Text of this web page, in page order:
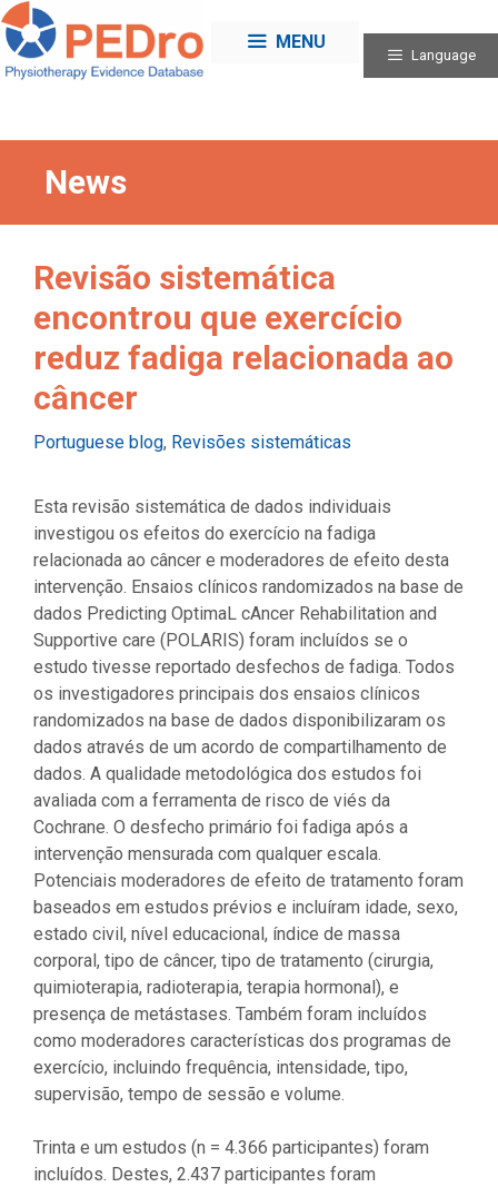
Skip
to
content
MENU
Language
News
Revisão sistemática
encontrou que exercício
reduz fadiga relacionada ao
câncer
Categories
Portuguese blog, Revisões sistemáticas
Esta revisão sistemática de dados individuais
investigou os efeitos do exercício na fadiga
relacionada ao câncer e moderadores de efeito desta
intervenção. Ensaios clínicos randomizados na base de
dados Predicting OptimaL cAncer Rehabilitation and
Supportive care (POLARIS) foram incluídos se o
estudo tivesse reportado desfechos de fadiga. Todos
os investigadores principais dos ensaios clínicos
randomizados na base de dados disponibilizaram os
dados através de um acordo de compartilhamento de
dados. A qualidade metodológica dos estudos foi
avaliada com a ferramenta de risco de viés da
Cochrane. O desfecho primário foi fadiga após a
intervenção mensurada com qualquer escala.
Potenciais moderadores de efeito de tratamento foram
baseados em estudos prévios e incluíram idade, sexo,
estado civil, nível educacional, índice de massa
corporal, tipo de câncer, tipo de tratamento (cirurgia,
quimioterapia, radioterapia, terapia hormonal), e
presença de metástases. Também foram incluídos
como moderadores características dos programas de
exercício, incluindo frequência, intensidade, tipo,
supervisão, tempo de sessão e volume.
Trinta e um estudos (n = 4.366 participantes) foram
incluídos. Destes, 2.437 participantes foram